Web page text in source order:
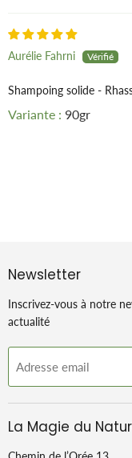
Aurélie Fahrni
Shampoing solide -
90gr
Newsletter
Inscrivez-vous à notre
actualité
Adresse email
La Magie du